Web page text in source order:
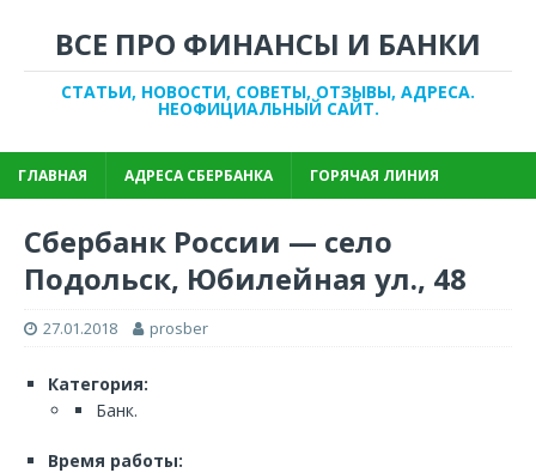
ВСЕ ПРО ФИНАНСЫ И БАНКИ
СТАТЬИ, НОВОСТИ, СОВЕТЫ, ОТЗЫВЫ, АДРЕСА.
НЕОФИЦИАЛЬНЫЙ САЙТ.
ГЛАВНАЯ АДРЕСА СБЕРБАНКА ГОРЯЧАЯ ЛИНИЯ
Сбербанк России — село
Подольск, Юбилейная ул., 48
27.01.2018 prosber
Категория:
Банк.
Время работы: